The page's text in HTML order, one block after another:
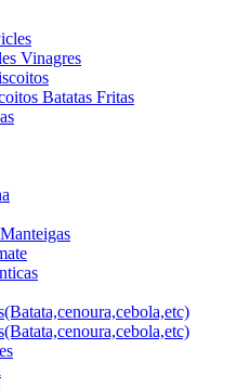
Vinagres
Batatas Fritas